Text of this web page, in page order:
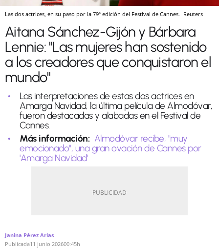
Las dos actrices, en su paso por la 79ª edición del Festival de Cannes. Reuters
Aitana Sánchez-Gijón y Bárbara
Lennie: "Las mujeres han sostenido
a los creadores que conquistaron el
mundo"
Las interpretaciones de estas dos actrices en
Amarga Navidad, la última película de Almodóvar,
fueron destacadas y alabadas en el Festival de
Cannes.
Más información: Almodóvar recibe, "muy
emocionado", una gran ovación de Cannes por
'Amarga Navidad'
Janina Pérez Arias
Publicada11 junio 202600:45h